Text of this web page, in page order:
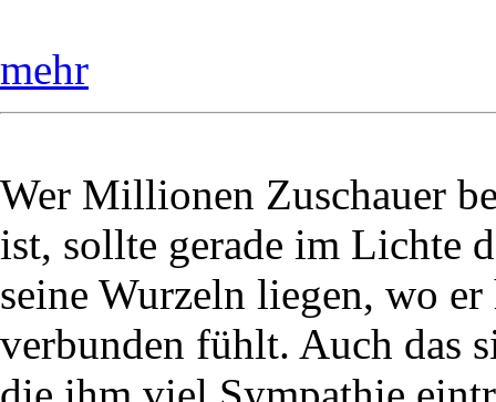
mehr
Wer Millionen Zuschauer
ist, sollte gerade im Lichte
seine Wurzeln liegen, wo
verbunden fühlt. Auch das